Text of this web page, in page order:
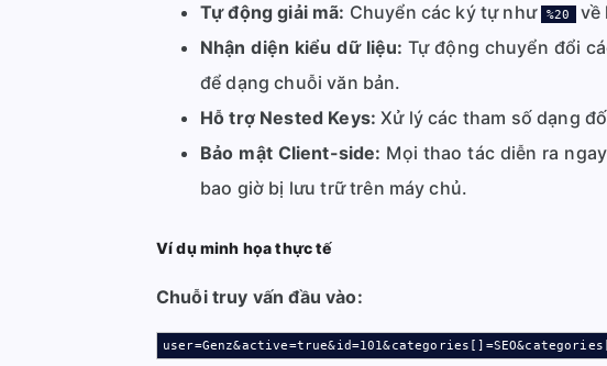
Tự động giải mã: Chuyển các ký tự như %20 về
Nhận diện kiểu dữ liệu: Tự động chuyển đổi
để dạng chuỗi văn bản.
Hỗ trợ Nested Keys: Xử lý các tham số dạng
Bảo mật Client-side: Mọi thao tác diễn ra
bao giờ bị lưu trữ trên máy chủ.
Ví dụ minh họa thực tế
Chuỗi truy vấn đầu vào: